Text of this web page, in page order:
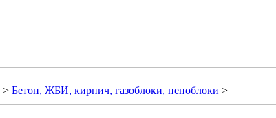
> Бетон, ЖБИ, кирпич, газоблоки, пеноблоки >